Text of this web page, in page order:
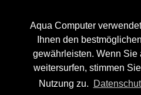
Aqua Computer
Ihnen den
gewährleisten. Wenn Sie
weitersurfen, stimmen
Nutzung zu.